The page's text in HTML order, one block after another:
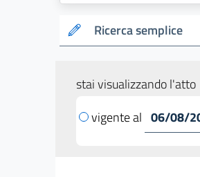
Ricerca semplice
stai visualizzando l'atto
vigente al